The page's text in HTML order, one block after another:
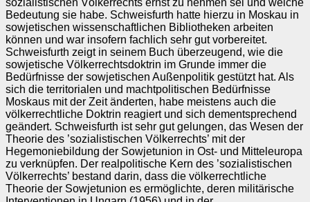
Bedeutung sie habe. Schweisfurth hatte hierzu in Moskau in
sowjetischen wissenschaftlichen Bibliotheken arbeiten
können und war insofern fachlich sehr gut vorbereitet.
Schweisfurth zeigt in seinem Buch überzeugend, wie die
sowjetische Völkerrechtsdoktrin im Grunde immer die
Bedürfnisse der sowjetischen Außenpolitik gestützt hat. Als
sich die territorialen und machtpolitischen Bedürfnisse
Moskaus mit der Zeit änderten, habe meistens auch die
völkerrechtliche Doktrin reagiert und sich dementsprechend
geändert. Schweisfurth ist sehr gut gelungen, das Wesen der
Theorie des ’sozialistischen Völkerrechts’ mit der
Hegemoniebildung der Sowjetunion in Ost- und Mitteleuropa
zu verknüpfen. Der realpolitische Kern des ’sozialistischen
Völkerrechts’ bestand darin, dass die völkerrechtliche
Theorie der Sowjetunion es ermöglichte, deren militärische